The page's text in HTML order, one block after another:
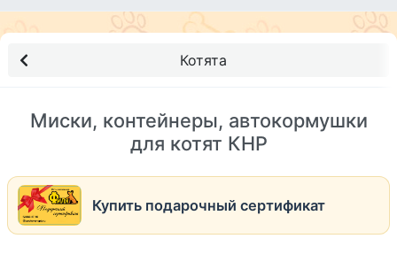
Котята
Миски, контейнеры, автокормушки
для котят КНР
Купить подарочный сертификат